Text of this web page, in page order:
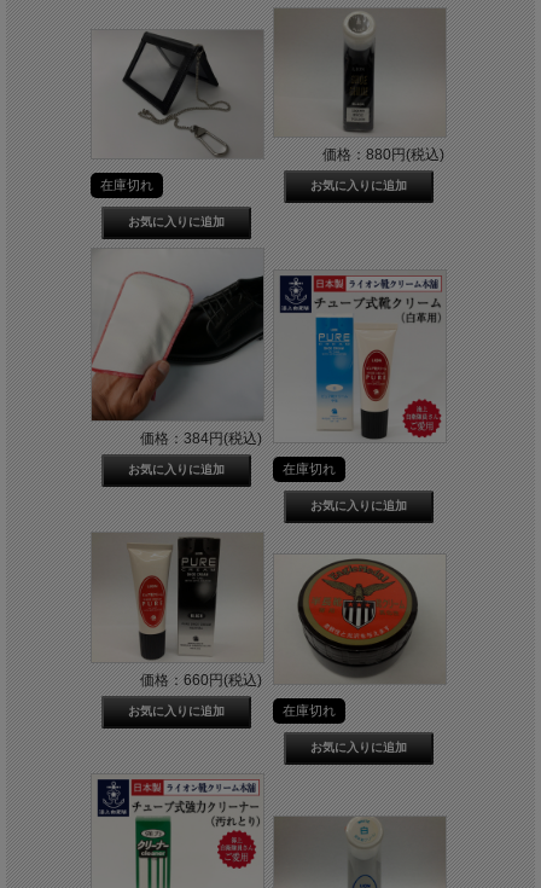
在庫切れ
価格：880円(税込)
価格：384円(税込)
在庫切れ
価格：660円(税込)
在庫切れ